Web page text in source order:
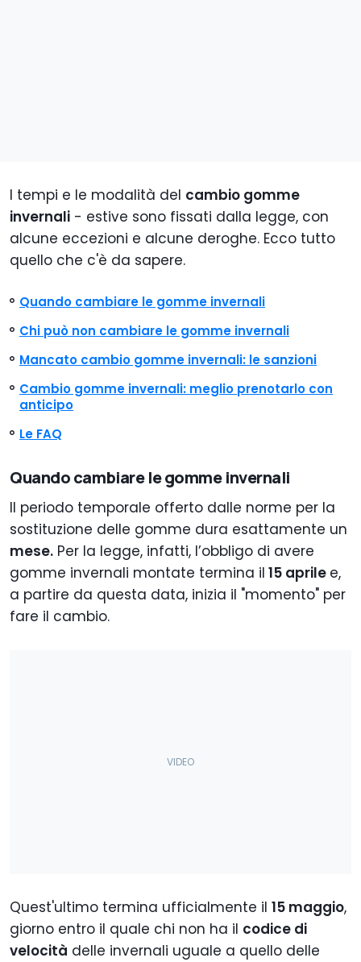
I tempi e le modalità del cambio gomme
invernali - estive sono fissati dalla legge, con
alcune eccezioni e alcune deroghe. Ecco tutto
quello che c'è da sapere.
Quando cambiare le gomme invernali
Chi può non cambiare le gomme invernali
Mancato cambio gomme invernali: le sanzioni
Cambio gomme invernali: meglio prenotarlo con
anticipo
Le FAQ
Quando cambiare le gomme invernali
Il periodo temporale offerto dalle norme per la
sostituzione delle gomme dura esattamente un
mese. Per la legge, infatti, l’obbligo di avere
gomme invernali montate termina il 15 aprile e,
a partire da questa data, inizia il "momento" per
fare il cambio.
Quest'ultimo termina ufficialmente il 15 maggio,
giorno entro il quale chi non ha il codice di
velocità delle invernali uguale a quello delle